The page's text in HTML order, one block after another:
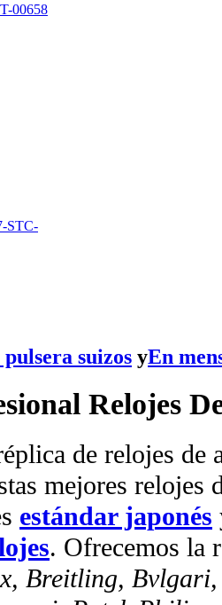
00658
STC-
suizos yEn
Relojes
de relojes de
mejores relojes
estándar japonés
. Ofrecemos la
Breitling,